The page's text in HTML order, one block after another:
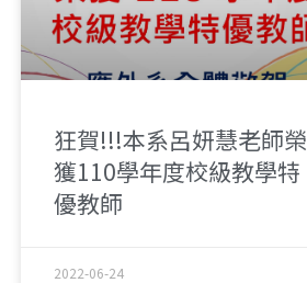
狂賀!!!本系呂妍慧老師榮
獲110學年度校級教學特
優教師
2022-06-24